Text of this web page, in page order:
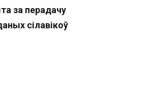
за перадачу
сілавікоў